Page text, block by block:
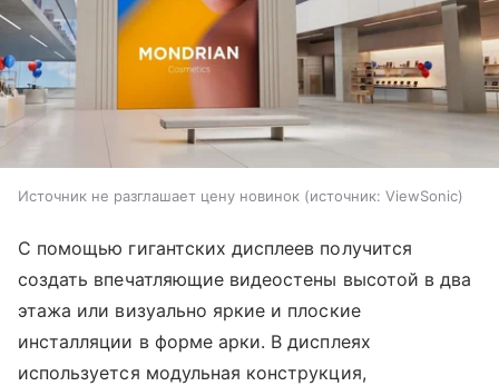
Источник не разглашает цену новинок источник: ViewSonic
С помощью гигантских дисплеев получится
создать впечатляющие видеостены высотой в два
этажа или визуально яркие и плоские
инсталляции в форме арки. В дисплеях
используется модульная конструкция,